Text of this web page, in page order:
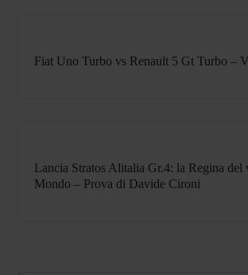
Fiat Uno Turbo vs Renault 5 Gt Turbo –
Lancia Stratos Alitalia Gr.4: la Regina del
Mondo – Prova di Davide Cironi